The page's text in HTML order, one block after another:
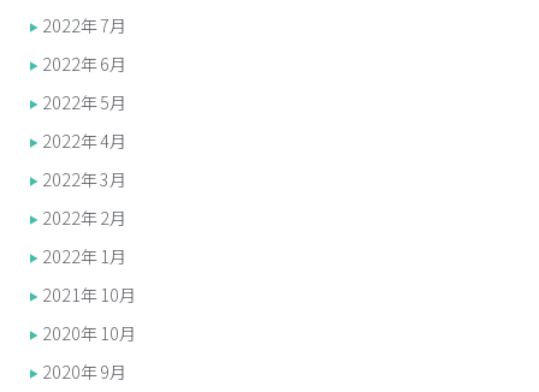
2022年7月
2022年6月
2022年5月
2022年4月
2022年3月
2022年2月
2022年1月
2021年10月
2020年10月
2020年9月